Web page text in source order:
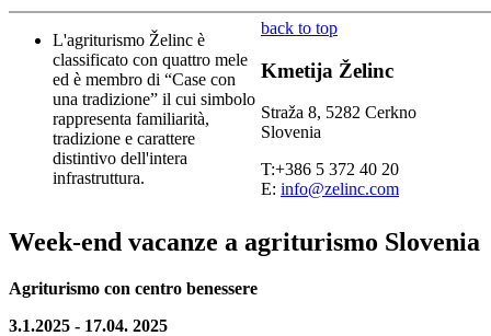
L'agriturismo Želinc è
classificato con quattro mele
ed è membro di “Case con
una tradizione” il cui simbolo
rappresenta familiarità,
tradizione e carattere
distintivo dell'intera
infrastruttura.
Week-end vacanze a agriturismo Slovenia
Agriturismo con centro benessere
3.1.2025 - 17.04. 2025
back to top
Kmetija Želinc
Straža 8, 5282 Cerkno
Slovenia
T:+386 5 372 40 20
E: info@zelinc.com